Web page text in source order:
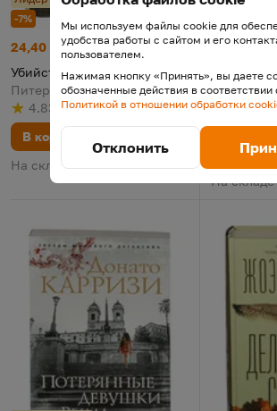
-7%
Убийства и кексики
Цена:
24,40 р.
Старая цена:
26,24
Убийства и кексики
Питер Боланд, 2025
Рейтинг
4.83
из 5 (
по результату
5
голосов
)
В корзину
На складе
-8%
Снеговик
Ю Несбе,
Рейтинг
4.56
из 5 (
по 25
голосов
В
На складе
Мы используем файлы cookie для
удобства работы с сайтом и его
пользователем.
Нажимая кнопку «Принять», вы даете
обозначенные действия в соответствии
Политикой в отношении обработки
Отклонить